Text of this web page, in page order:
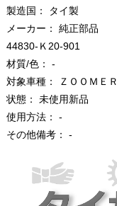
製造国： タイ製
メーカー： 純正部品
44830-Ｋ20-901
材質/色： -
対象車種： ＺＯＯＭＥＲ
状態： 未使用新品
使用方法： -
その他備考： -